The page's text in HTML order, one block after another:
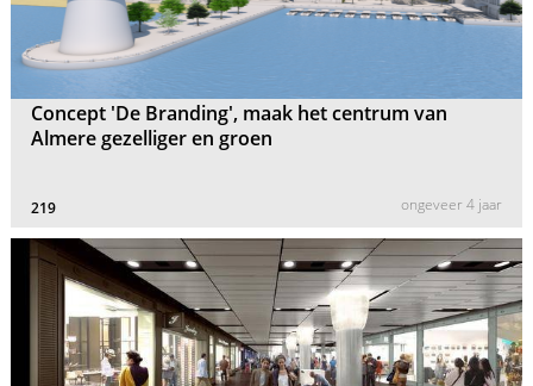
Concept 'De Branding', maak het centrum van
Almere gezelliger en groen
219 ongeveer 4 jaar